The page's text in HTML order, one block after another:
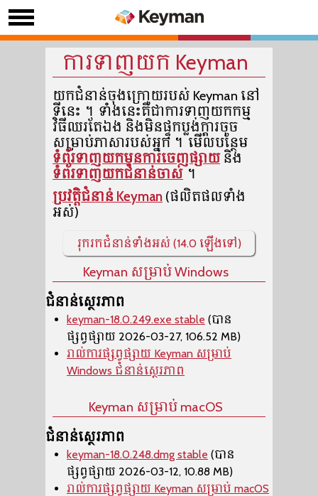
ការទាញយក Keyman
យកជំនាន់ចុងក្រោយរបស់ ​Keyman​ នៅ
ទីនេះ។ ទាំងនេះគឺជាការទាញយកកម្ម
វិធីឈរតែឯង និងមិនផ្ទុកប្លង់ក្ដារចុច
សម្រាប់ភាសារបស់អ្នក។ មើលបន្ថែម
ទំព័រទាញយកមុនការចេញផ្សាយនិង
ទំព័រទាញយកជំនាន់ចាស់ ។
ប្រវត្តិជំនាន់ Keyman (ផលិតផលទាំង
អស់)
រុករកជំនាន់ទាំងអស់ (14.0 ឡើងទៅ)
Keyman សម្រាប់ Windows
ជំនាន់ស្ថេរភាព
keyman-18.0.249.exe stable (បាន
ផ្សព្វផ្សាយ 2026-03-27, 106.52 MB)
រាល់ការផ្សព្វផ្សាយ Keyman សម្រាប់
Windows ជំនាន់ស្ថេរភាព
Keyman សម្រាប់ macOS
ជំនាន់ស្ថេរភាព
keyman-18.0.248.dmg stable (បាន
ផ្សព្វផ្សាយ 2026-03-12, 10.88 MB)
រាល់ការផ្សព្វផ្សាយ Keyman សម្រាប់ macOS